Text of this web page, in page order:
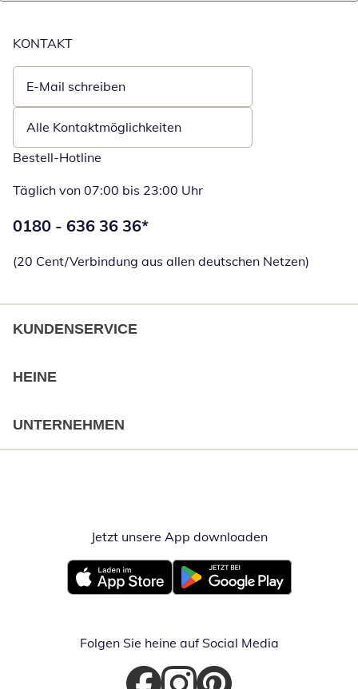
KONTAKT
E-Mail schreiben
Öffnet E-Mail-Client
Alle Kontaktmöglichkeiten
Bestell-Hotline
Täglich von 07:00 bis 23:00 Uhr
Telefonnummer:
0180 - 636 36 36*
(20 Cent/Verbindung aus allen deutschen Netzen)
KUNDENSERVICE
HEINE
UNTERNEHMEN
Jetzt unsere App downloadenÖffnet in
Öffnet in neuem FensterÖffnet in neuem Fenster
Folgen Sie heine auf Social Media